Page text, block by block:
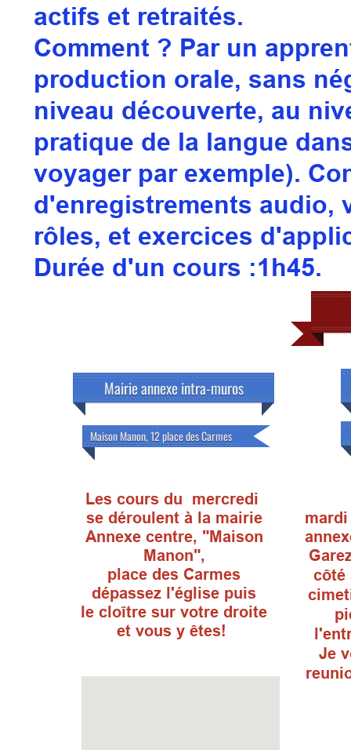
actifs et retraités.
Comment ? Par un
production orale, sans
niveau découverte, au
pratique de la langue
voyager par exemple).
d'enregistrements audio,
rôles, et exercices
Durée d'un cours :1h45.
Mairie annexe intra-muros
Maison Manon, 12 place des Carmes
côté
Je
Les cours du mercredi
se déroulent à la mairie
Annexe centre, "Maison
Manon",
place des Carmes
dépassez l'église puis
le cloître sur votre droite
et vous y êtes!